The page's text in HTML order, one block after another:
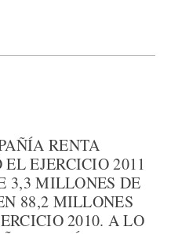
RENTA
EL EJERCICIO 2011
3,3 MILLONES DE
88,2 MILLONES
2010. A LO